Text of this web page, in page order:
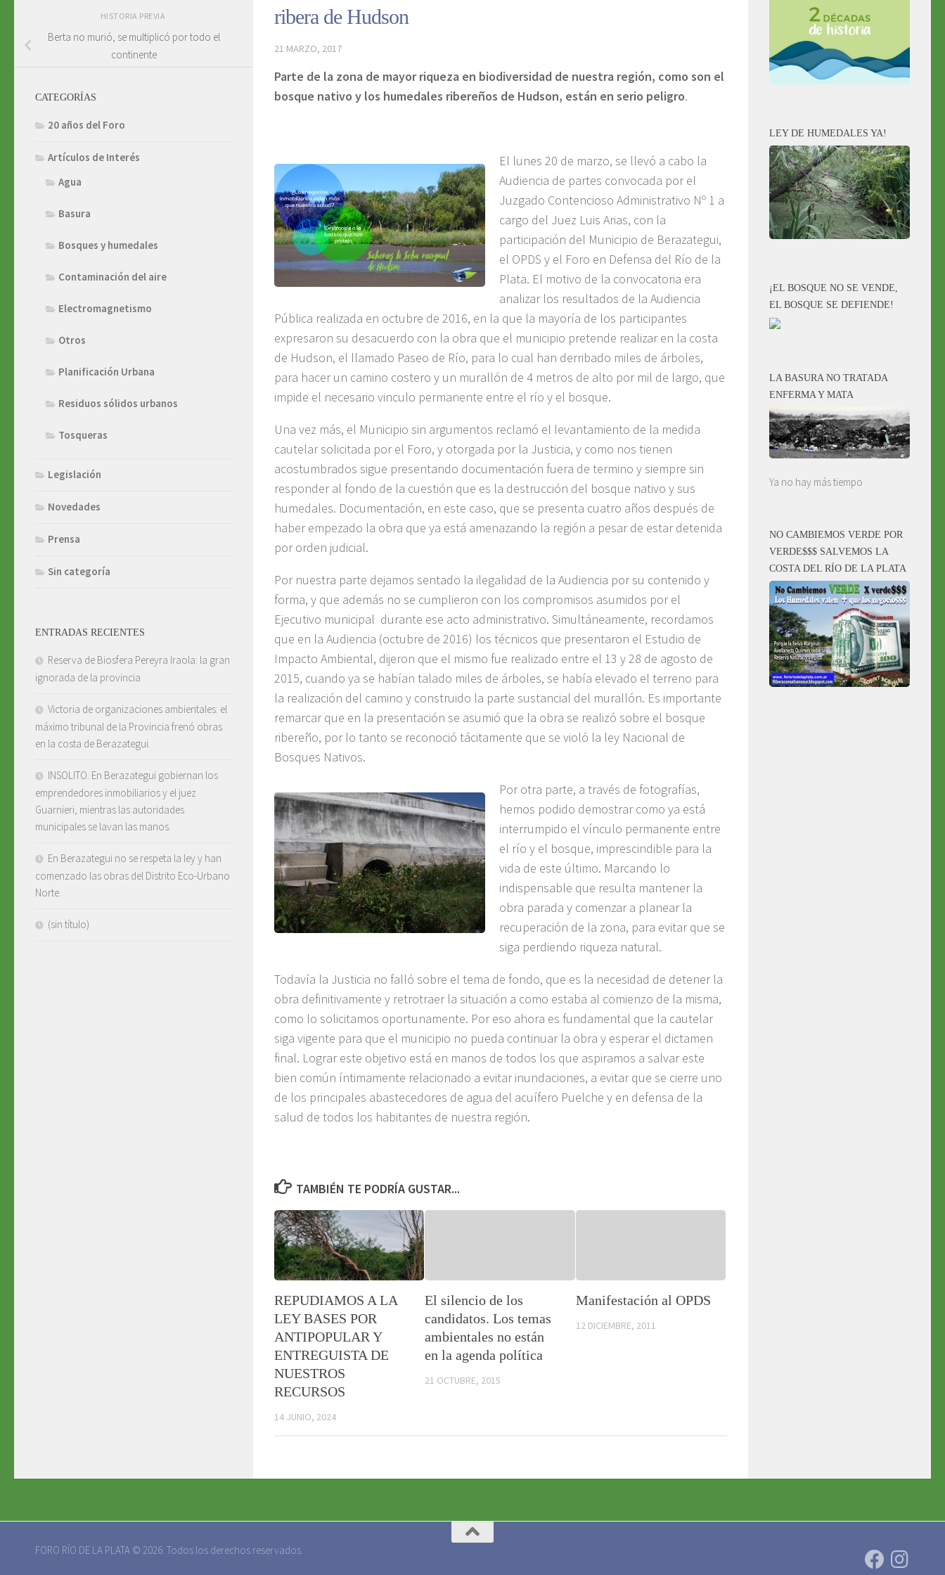
ribera de Hudson
21 MARZO, 2017
Parte de la zona de mayor riqueza en biodiversidad de nuestra región, como son el
bosque nativo y los humedales ribereños de Hudson, están en serio peligro.
El lunes 20 de marzo, se llevó a cabo la
Audiencia de partes convocada por el
Juzgado Contencioso Administrativo Nº 1 a
cargo del Juez Luis Arias, con la
participación del Municipio de Berazategui,
el OPDS y el Foro en Defensa del Río de la
Plata. El motivo de la convocatoria era
analizar los resultados de la Audiencia
Pública realizada en octubre de 2016, en la que la mayoría de los participantes
expresaron su desacuerdo con la obra que el municipio pretende realizar en la costa
de Hudson, el llamado Paseo de Río, para lo cual han derribado miles de árboles,
para hacer un camino costero y un murallón de 4 metros de alto por mil de largo, que
impide el necesario vinculo permanente entre el río y el bosque.
Una vez más, el Municipio sin argumentos reclamó el levantamiento de la medida
cautelar solicitada por el Foro, y otorgada por la Justicia, y como nos tienen
acostumbrados sigue presentando documentación fuera de termino y siempre sin
responder al fondo de la cuestión que es la destrucción del bosque nativo y sus
humedales. Documentación, en este caso, que se presenta cuatro años después de
haber empezado la obra que ya está amenazando la región a pesar de estar detenida
por orden judicial.
Por nuestra parte dejamos sentado la ilegalidad de la Audiencia por su contenido y
forma, y que además no se cumplieron con los compromisos asumidos por el
Ejecutivo municipal durante ese acto administrativo. Simultáneamente, recordamos
que en la Audiencia (octubre de 2016) los técnicos que presentaron el Estudio de
Impacto Ambiental, dijeron que el mismo fue realizado entre el 13 y 28 de agosto de
2015, cuando ya se habían talado miles de árboles, se había elevado el terreno para
la realización del camino y construido la parte sustancial del murallón. Es importante
remarcar que en la presentación se asumió que la obra se realizó sobre el bosque
ribereño, por lo tanto se reconoció tácitamente que se violó la ley Nacional de
Bosques Nativos.
Por otra parte, a través de fotografías,
hemos podido demostrar como ya está
interrumpido el vínculo permanente entre
el río y el bosque, imprescindible para la
vida de este último. Marcando lo
indispensable que resulta mantener la
obra parada y comenzar a planear la
recuperación de la zona, para evitar que se
siga perdiendo riqueza natural.
Todavía la Justicia no falló sobre el tema de fondo, que es la necesidad de detener la
obra definitivamente y retrotraer la situación a como estaba al comienzo de la misma,
como lo solicitamos oportunamente. Por eso ahora es fundamental que la cautelar
siga vigente para que el municipio no pueda continuar la obra y esperar el dictamen
final. Lograr este objetivo está en manos de todos los que aspiramos a salvar este
bien común íntimamente relacionado a evitar inundaciones, a evitar que se cierre uno
de los principales abastecedores de agua del acuífero Puelche y en defensa de la
salud de todos los habitantes de nuestra región.
TAMBIÉN TE PODRÍA GUSTAR...
REPUDIAMOS A LA
LEY BASES POR
ANTIPOPULAR Y
ENTREGUISTA DE
NUESTROS
RECURSOS
14 JUNIO, 2024
El silencio de los
candidatos. Los temas
ambientales no están
en la agenda política
21 OCTUBRE, 2015
Manifestación al OPDS
12 DICIEMBRE, 2011
HISTORIA PREVIA
Berta no murió, se multiplicó por todo el
continente
CATEGORÍAS
20 años del Foro
Artículos de Interés
Agua
Basura
Bosques y humedales
Contaminación del aire
Electromagnetismo
Otros
Planificación Urbana
Residuos sólidos urbanos
Tosqueras
Legislación
Novedades
Prensa
Sin categoría
ENTRADAS RECIENTES
Reserva de Biosfera Pereyra Iraola: la gran
ignorada de la provincia
Victoria de organizaciones ambientales: el
máximo tribunal de la Provincia frenó obras
en la costa de Berazategui.
INSOLITO. En Berazategui gobiernan los
emprendedores inmobiliarios y el juez
Guarnieri, mientras las autoridades
municipales se lavan las manos.
En Berazategui no se respeta la ley y han
comenzado las obras del Distrito Eco-Urbano
Norte.
(sin título)
LEY DE HUMEDALES YA!
¡EL BOSQUE NO SE VENDE,
EL BOSQUE SE DEFIENDE!
LA BASURA NO TRATADA
ENFERMA Y MATA
Ya no hay más tiempo
NO CAMBIEMOS VERDE POR
VERDE$$$ SALVEMOS LA
COSTA DEL RÍO DE LA PLATA
FORO RÍO DE LA PLATA © 2026. Todos los derechos reservados.